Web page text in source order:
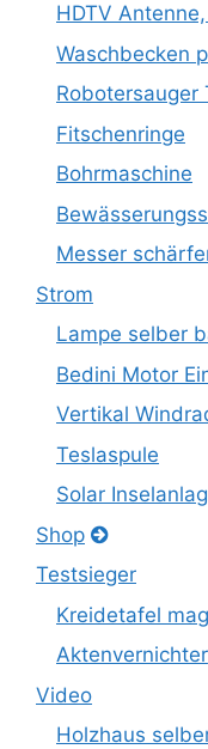
HDTV
Waschbecken
Robotersauger
Fitschenringe
Bohrmaschine
Messer
Strom
Lampe selber
Bedini Motor
Vertikal
Teslaspule
Solar
Shop
Testsieger
Kreidetafel
Aktenvernichter
Video
Holzhaus